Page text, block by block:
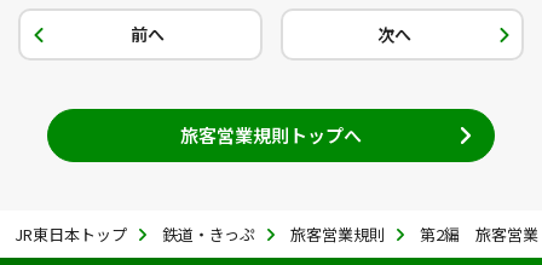
前へ 次へ
旅客営業規則トップへ
JR東日本トップ 鉄道・きっぷ 旅客営業規則 第2編 旅客営